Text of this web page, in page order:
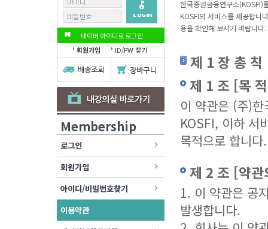
네이버 아이디로 로그인
회원가입
ID/PW 찾기
Membership
로그인
회원가입
아이디/비밀번호찾기
이용약관
한국증권금융연구소(KOSFI)
KOSFI의 서비스를 제공합
용을 확인해 보시기 바랍니다.
제 1 장 총 칙
제 1 조 [목
이 약관은 (주)
KOSFI, 이하 서
목적으로 합니다.
제 2 조 [약
1. 이 약관은 공
발생합니다.